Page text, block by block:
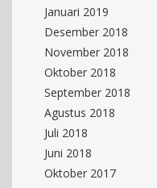
Januari 2019
Desember 2018
November 2018
Oktober 2018
September 2018
Agustus 2018
Juli 2018
Juni 2018
Oktober 2017